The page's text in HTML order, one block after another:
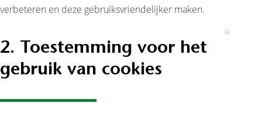
verbeteren en deze gebruiksvriendelijker maken.
2. Toestemming voor het
gebruik van cookies